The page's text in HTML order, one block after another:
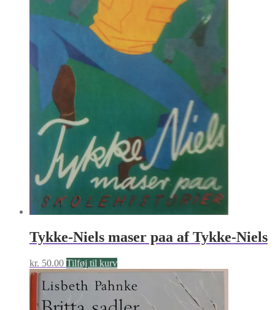
Tykke-Niels maser paa af Tykke-Niels
kr. 50.00 Tilføj til kurv